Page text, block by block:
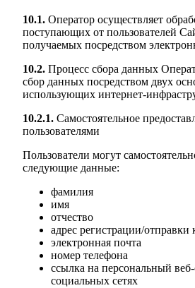
10.1. Оператор осуществляет
поступающих от пользователей
получаемых посредством
10.2. Процесс сбора данных
сбор данных посредством двух
использующих интернет-
10.2.1. Самостоятельное
пользователями
Пользователи могут
следующие данные:
фамилия
имя
отчество
адрес регистрации/отправки
электронная почта
номер телефона
ссылка на персональный
социальных сетях